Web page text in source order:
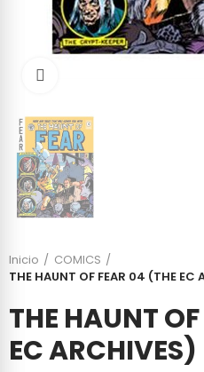
Inicio
COMICS
THE HAUNT OF FEAR 04 (THE EC
THE HAUNT
EC ARCHIVES)